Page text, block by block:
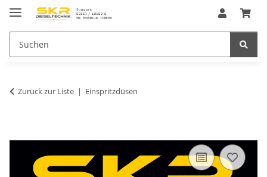
Zurück zur Liste Einspritzdüsen